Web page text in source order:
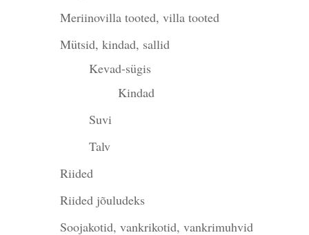
Meriinovilla tooted, villa tooted
Mütsid, kindad, sallid
Kevad-sügis
Kindad
Suvi
Talv
Riided
Riided jõuludeks
Soojakotid, vankrikotid, vankrimuhvid